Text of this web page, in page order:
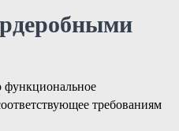
требованиям